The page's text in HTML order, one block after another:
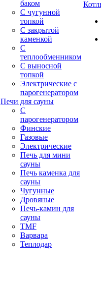
баком
С чугунной
топкой
С закрытой
каменкой
С
теплообменником
С выносной
топкой
Электрические с
парогенератором
Печи для сауны
С
парогенератором
Финские
Газовые
Электрические
Печь для мини
сауны
Печь каменка для
сауны
Чугунные
Дровяные
Печь-камин для
сауны
TMF
Варвара
Теплодар